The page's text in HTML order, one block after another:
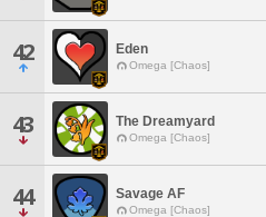
42 Eden
Omega [Chaos]
43 The Dreamyard
Omega [Chaos]
44 Savage AF
Omega [Chaos]